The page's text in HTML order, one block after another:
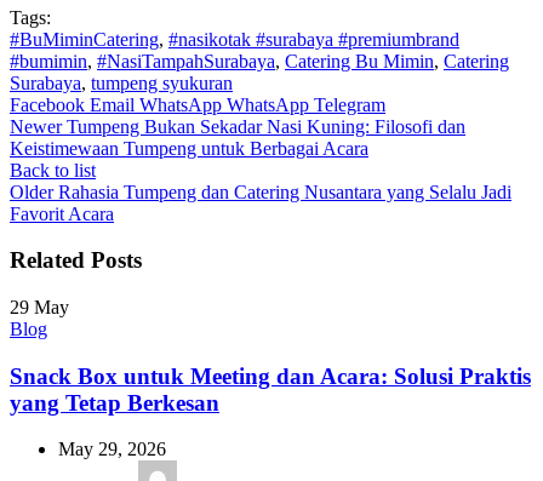
Tags:
#BuMiminCatering, #nasikotak #surabaya #premiumbrand
#bumimin, #NasiTampahSurabaya, Catering Bu Mimin, Catering
Surabaya, tumpeng syukuran
Facebook Email WhatsApp WhatsApp Telegram
Newer Tumpeng Bukan Sekadar Nasi Kuning: Filosofi dan
Keistimewaan Tumpeng untuk Berbagai Acara
Back to list
Older Rahasia Tumpeng dan Catering Nusantara yang Selalu Jadi
Favorit Acara
Related Posts
29 May
Blog
Snack Box untuk Meeting dan Acara: Solusi Praktis
yang Tetap Berkesan
May 29, 2026